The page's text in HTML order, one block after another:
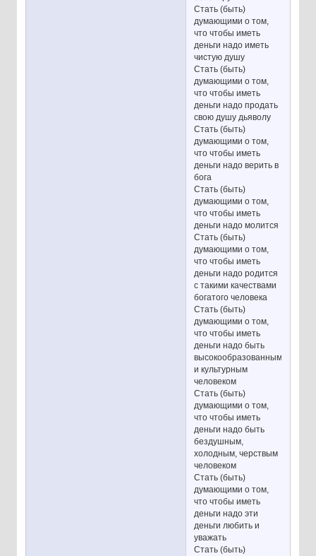
Стать (быть)
думающими о том,
что чтобы иметь
деньги надо иметь
чистую душу
Стать (быть)
думающими о том,
что чтобы иметь
деньги надо продать
свою душу дьяволу
Стать (быть)
думающими о том,
что чтобы иметь
деньги надо верить в
бога
Стать (быть)
думающими о том,
что чтобы иметь
деньги надо молится
Стать (быть)
думающими о том,
что чтобы иметь
деньги надо родится
с такими качествами
богатого человека
Стать (быть)
думающими о том,
что чтобы иметь
деньги надо быть
высокообразованным
и культурным
человеком
Стать (быть)
думающими о том,
что чтобы иметь
деньги надо быть
бездушным,
холодным, черствым
человеком
Стать (быть)
думающими о том,
что чтобы иметь
деньги надо эти
деньги любить и
уважать
Стать (быть)